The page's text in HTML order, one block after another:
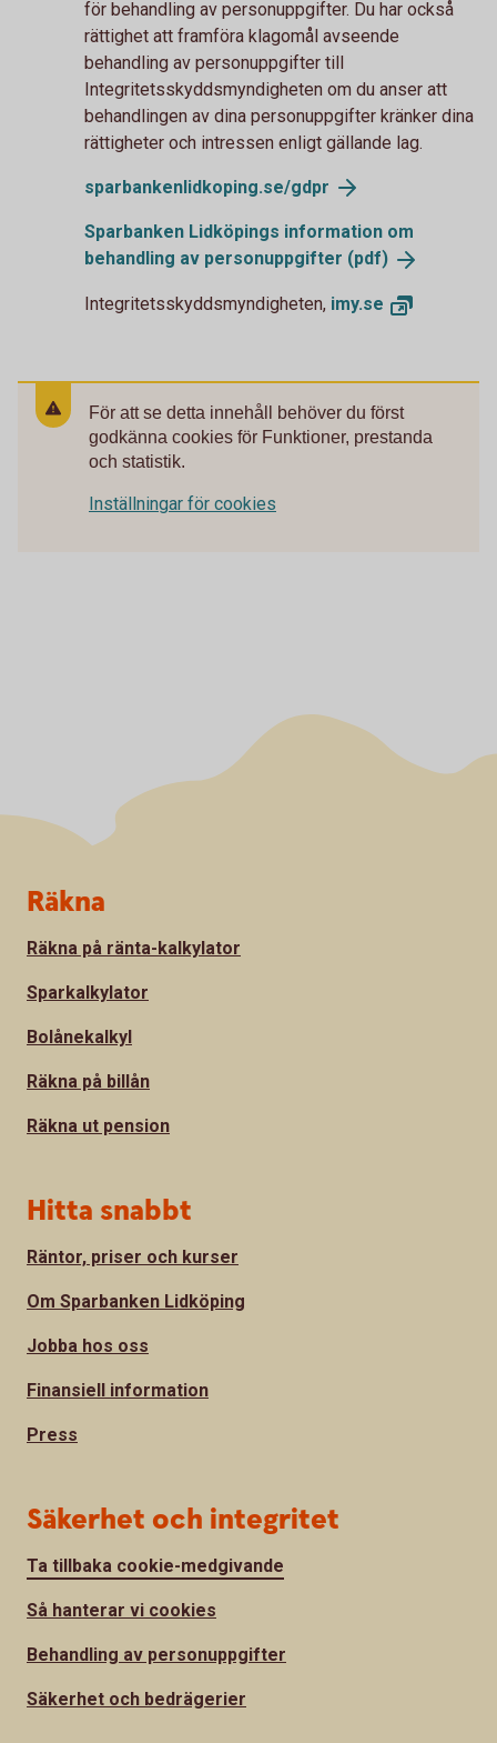
för behandling av personuppgifter. Du har också
rättighet att framföra klagomål avseende
behandling av personuppgifter till
Integritetsskyddsmyndigheten om du anser att
behandlingen av dina personuppgifter kränker dina
rättigheter och intressen enligt gällande lag.
sparbankenlidkoping.se/gdpr
Sparbanken Lidköpings information om
behandling av personuppgifter (pdf)
Integritetsskyddsmyndigheten, imy.se
För att se detta innehåll behöver du först
godkänna cookies för Funktioner, prestanda
och statistik.
Inställningar för cookies
Sidfot
Räkna
Räkna på ränta-kalkylator
Sparkalkylator
Bolånekalkyl
Räkna på billån
Räkna ut pension
Hitta snabbt
Räntor, priser och kurser
Om Sparbanken Lidköping
Jobba hos oss
Finansiell information
Press
Säkerhet och integritet
Ta tillbaka cookie-medgivande
Så hanterar vi cookies
Behandling av personuppgifter
Säkerhet och bedrägerier